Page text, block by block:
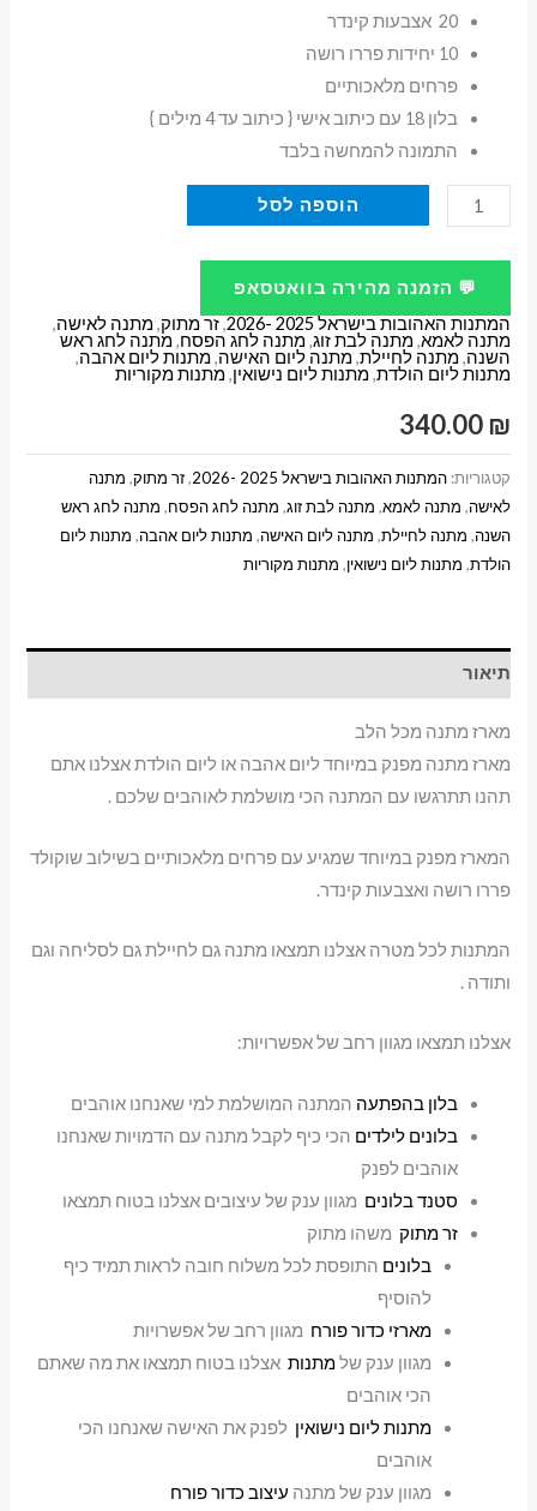
20 אצבעות קינדר
10 יחידות פררו רושה
פרחים מלאכותיים
בלון 18 עם כיתוב אישי { כיתוב עד 4 מילים }
התמונה להמחשה בלבד
כמות
של
מארז
מתנה
מכל
הלב
הוספה לסל
💬 הזמנה מהירה בוואטסאפ
המתנות האהובות בישראל 2025 -2026
,זר מתוק,מתנה לאישה,
מתנה לאמא,מתנה לבת זוג,מתנה לחג הפסח,מתנה לחג ראש
השנה,מתנה לחיילת,מתנה ליום האישה,מתנות ליום אהבה,
מתנות ליום הולדת,מתנות ליום נישואין,מתנות מקוריות
340.00 ₪
קטגוריות:המתנות האהובות בישראל 2025 -2026 ,זר מתוק, מתנה
לאישה, מתנה לאמא, מתנה לבת זוג, מתנה לחג הפסח, מתנה לחג ראש
השנה, מתנה לחיילת, מתנה ליום האישה, מתנות ליום אהבה, מתנות ליום
הולדת, מתנות ליום נישואין, מתנות מקוריות
תיאור
מארז מתנה מכל הלב
מארז מתנה מפנק במיוחד ליום אהבה או ליום הולדת אצלנו אתם
תהנו תתרגשו עם המתנה הכי מושלמת לאוהבים שלכם .
המארז מפנק במיוחד שמגיע עם פרחים מלאכותיים בשילוב שוקולד
פררו רושה ואצבעות קינדר.
המתנות לכל מטרה אצלנו תמצאו מתנה גם לחיילת גם לסליחה וגם
ותודה .
אצלנו תמצאו מגוון רחב של אפשרויות:
בלון בהפתעה המתנה המושלמת למי שאנחנו אוהבים
בלונים לילדים הכי כיף לקבל מתנה עם הדמויות שאנחנו
אוהבים לפנק
סטנד בלונים מגוון ענק של עיצובים אצלנו בטוח תמצאו
זר מתוק משהו מתוק
בלונים התופסת לכל משלוח חובה לראות תמיד כיף
להוסיף
מארזי כדור פורח מגוון רחב של אפשרויות
מגוון ענק שלמתנות אצלנו בטוח תמצאו את מה שאתם
הכי אוהבים
מתנות ליום נישואין לפנק את האישה שאנחנו הכי
אוהבים
מגוון ענק של מתנה עיצוב כדור פורח